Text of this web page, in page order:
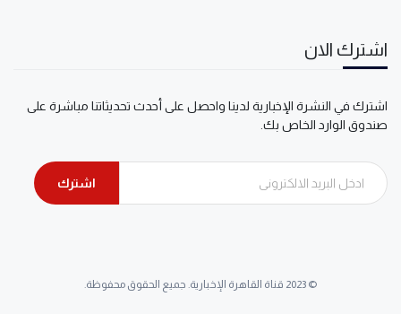
اشترك الان
اشترك في النشرة الإخبارية لدينا واحصل على أحدث تحديثاتنا مباشرة على
صندوق الوارد الخاص بك.
اشترك
© 2023 قناة القاهرة الإخبارية. جميع الحقوق محفوظة.